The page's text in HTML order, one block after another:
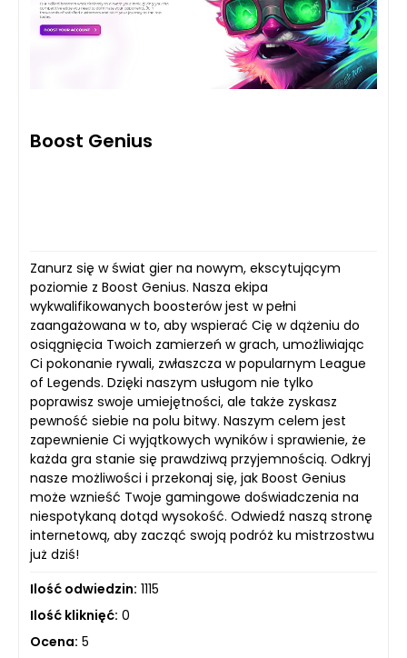
Boost Genius
Zanurz się w świat gier na nowym, ekscytującym
poziomie z Boost Genius. Nasza ekipa
wykwalifikowanych boosterów jest w pełni
zaangażowana w to, aby wspierać Cię w dążeniu do
osiągnięcia Twoich zamierzeń w grach, umożliwiając
Ci pokonanie rywali, zwłaszcza w popularnym League
of Legends. Dzięki naszym usługom nie tylko
poprawisz swoje umiejętności, ale także zyskasz
pewność siebie na polu bitwy. Naszym celem jest
zapewnienie Ci wyjątkowych wyników i sprawienie, że
każda gra stanie się prawdziwą przyjemnością. Odkryj
nasze możliwości i przekonaj się, jak Boost Genius
może wznieść Twoje gamingowe doświadczenia na
niespotykaną dotąd wysokość. Odwiedź naszą stronę
internetową, aby zacząć swoją podróż ku mistrzostwu
już dziś!
Ilość odwiedzin: 1115
Ilość kliknięć: 0
Ocena: 5